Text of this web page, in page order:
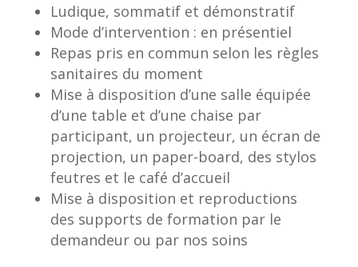
Ludique, sommatif et démonstratif
Mode d’intervention : en présentiel
Repas pris en commun selon les règles
sanitaires du moment
Mise à disposition d’une salle équipée
d’une table et d’une chaise par
participant, un projecteur, un écran de
projection, un paper-board, des stylos
feutres et le café d’accueil
Mise à disposition et reproductions
des supports de formation par le
demandeur ou par nos soins